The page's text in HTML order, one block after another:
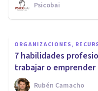
Psicobai
Rubén Camacho
ORGANIZACIONES,
7 habilidades
trabajar o emprender
Rubén Camacho